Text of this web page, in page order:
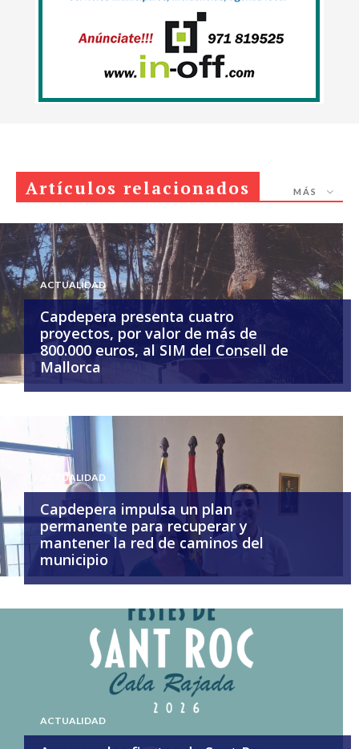
Artículos relacionados MÁS
ACTUALIDAD
Capdepera presenta cuatro
proyectos, por valor de más de
800.000 euros, al SIM del Consell de
Mallorca
ACTUALIDAD
Capdepera impulsa un plan
permanente para recuperar y
mantener la red de caminos del
municipio
ACTUALIDAD